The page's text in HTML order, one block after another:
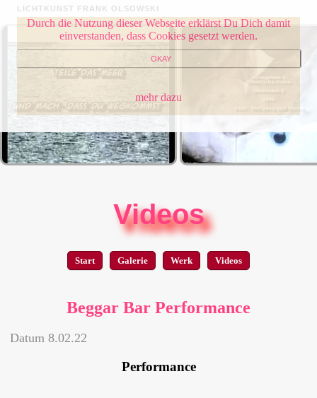
Durch die Nutzung dieser Webseite erklärst Du Dich damit
einverstanden, dass Cookies gesetzt werden.
OKAY
mehr dazu
LICHTKUNST FRANK OLSOWSKI
Videos
Start Galerie Werk Videos
Beggar Bar Performance
Datum 8.02.22
Performance